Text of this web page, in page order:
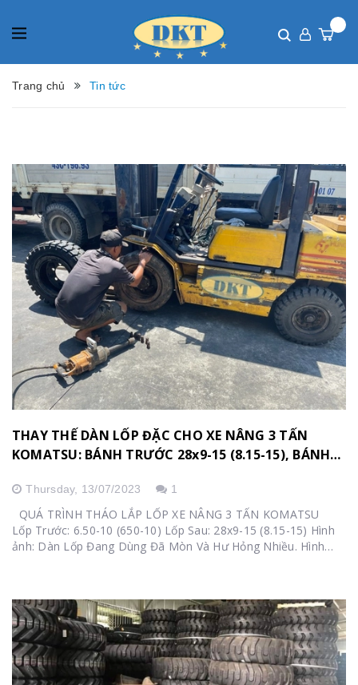
Trang chủ Tin tức
THAY THẾ DÀN LỐP ĐẶC CHO XE NÂNG 3 TẤN
KOMATSU: BÁNH TRƯỚC 28x9-15 (8.15-15), BÁNH
Thursday, 13/07/2023 1
QUÁ TRÌNH THÁO LẮP LỐP XE NÂNG 3 TẤN KOMATSU
Lốp Trước: 6.50-10 (650-10) Lốp Sau: 28x9-15 (8.15-15) Hình
ảnh: Dàn Lốp Đang Dùng Đã Mòn Và Hư Hỏng Nhiều. Hình